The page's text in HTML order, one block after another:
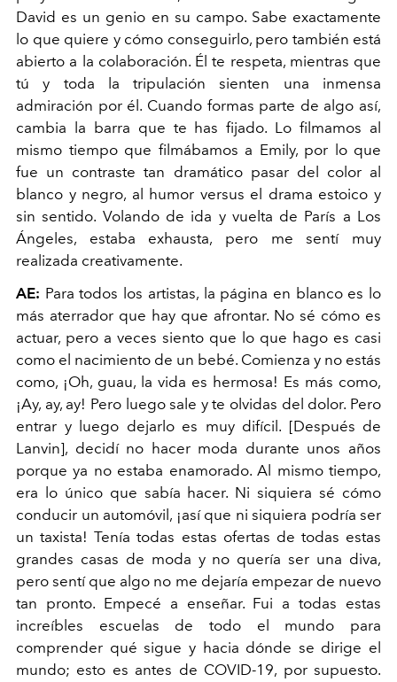
David es un genio en su campo. Sabe exactamente
lo que quiere y cómo conseguirlo, pero también está
abierto a la colaboración. Él te respeta, mientras que
tú y toda la tripulación sienten una inmensa
admiración por él. Cuando formas parte de algo así,
cambia la barra que te has fijado. Lo filmamos al
mismo tiempo que filmábamos a Emily, por lo que
fue un contraste tan dramático pasar del color al
blanco y negro, al humor versus el drama estoico y
sin sentido. Volando de ida y vuelta de París a Los
Ángeles, estaba exhausta, pero me sentí muy
realizada creativamente.
AE: Para todos los artistas, la página en blanco es lo
más aterrador que hay que afrontar. No sé cómo es
actuar, pero a veces siento que lo que hago es casi
como el nacimiento de un bebé. Comienza y no estás
como, ¡Oh, guau, la vida es hermosa! Es más como,
¡Ay, ay, ay! Pero luego sale y te olvidas del dolor. Pero
entrar y luego dejarlo es muy difícil. [Después de
Lanvin], decidí no hacer moda durante unos años
porque ya no estaba enamorado. Al mismo tiempo,
era lo único que sabía hacer. Ni siquiera sé cómo
conducir un automóvil, ¡así que ni siquiera podría ser
un taxista! Tenía todas estas ofertas de todas estas
grandes casas de moda y no quería ser una diva,
pero sentí que algo no me dejaría empezar de nuevo
tan pronto. Empecé a enseñar. Fui a todas estas
increíbles escuelas de todo el mundo para
comprender qué sigue y hacia dónde se dirige el
mundo; esto es antes de COVID-19, por supuesto.